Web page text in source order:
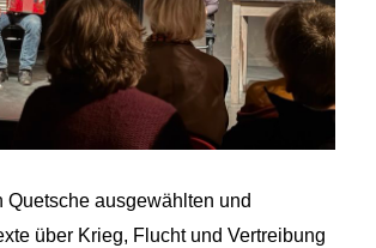
Quetsche ausgewählten und
über Krieg, Flucht und Vertreibung